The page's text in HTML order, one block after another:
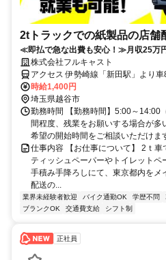
2tトラックでの紙製品の店舗
≪即払で急な出費も安心！≫月収25万
OK、日曜祝日休みで未経験も歓迎！
株式会社フルキャスト
アクセス 伊勢崎線「新田駅」より
時給1,400円
埼玉県越谷市
勤務時間 【勤務時間】5:00～
間程度、残業をお願いする場合が
希望の開始時間をご相談いただけま
仕事内容 【お仕事について】 2ｔ
ティッシュペーパーやトイレットペ
手積み手降ろしにて、東京都内を
配送の...
業界未経験者歓迎 バイク通勤OK 学歴不問
ブランクOK
交通費支給 シフト制
正社員